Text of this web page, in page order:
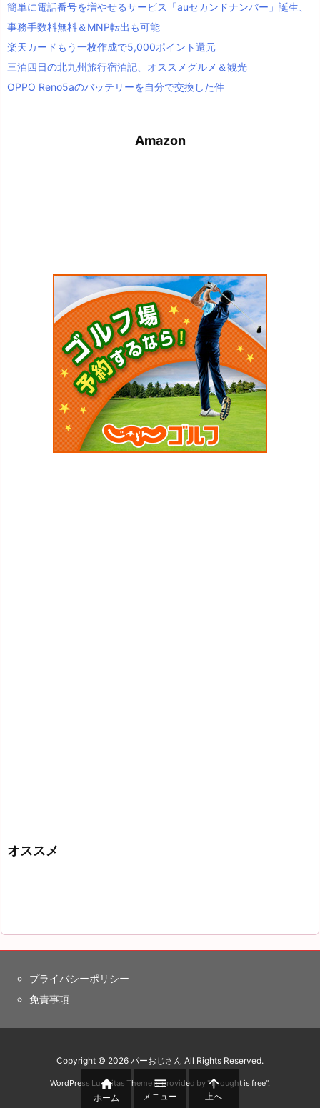
簡単に電話番号を増やせるサービス「auセカンドナンバー」誕生、
事務手数料無料＆MNP転出も可能
楽天カードもう一枚作成で5,000ポイント還元
三泊四日の北九州旅行宿泊記、オススメグルメ＆観光
OPPO Reno5aのバッテリーを自分で交換した件
Amazon
オススメ
プライバシーポリシー
免責事項
Copyright © 2026 パーおじさん All Rights Reserved.
WordPress Luxeritas Theme is provided by "Thought is free".

ホーム

メニュー

上へ